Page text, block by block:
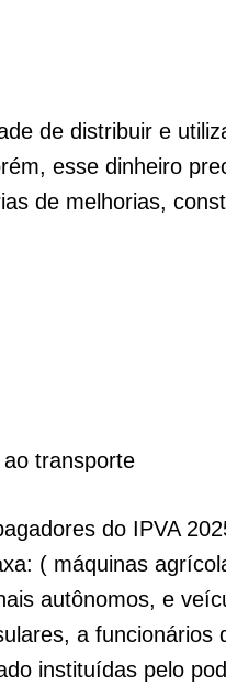
de distribuir e
esse dinheiro
de melhorias,
transporte
do IPVA
( máquinas
autônomos, e
a funcionários
instituídas pelo